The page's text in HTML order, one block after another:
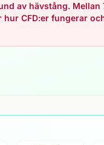
av hävstång. Mellan
CFD:er fungerar